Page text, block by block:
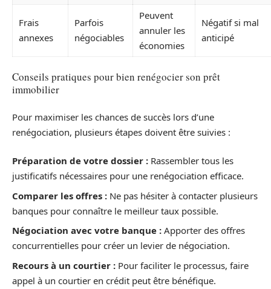
Frais
annexes
Parfois
négociables
Peuvent
annuler les
économies
Négatif si mal
anticipé
Conseils pratiques pour bien renégocier son prêt
immobilier
Pour maximiser les chances de succès lors d’une
renégociation, plusieurs étapes doivent être suivies :
Préparation de votre dossier : Rassembler tous les
justificatifs nécessaires pour une renégociation efficace.
Comparer les offres : Ne pas hésiter à contacter plusieurs
banques pour connaître le meilleur taux possible.
Négociation avec votre banque : Apporter des offres
concurrentielles pour créer un levier de négociation.
Recours à un courtier : Pour faciliter le processus, faire
appel à un courtier en crédit peut être bénéfique.